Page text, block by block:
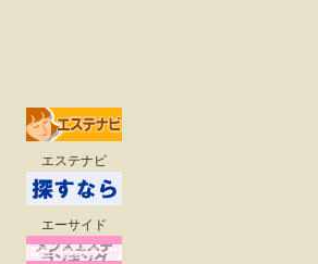
エステナビ
エーサイド